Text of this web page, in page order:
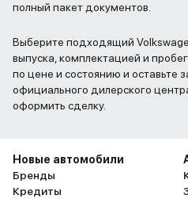
полный пакет документов.
Выберите подходящий
выпуска, комплектацией и
по цене и состоянию и оставьте
официального дилерского
оформить сделку.
Новые автомобили
Бренды
Кредиты